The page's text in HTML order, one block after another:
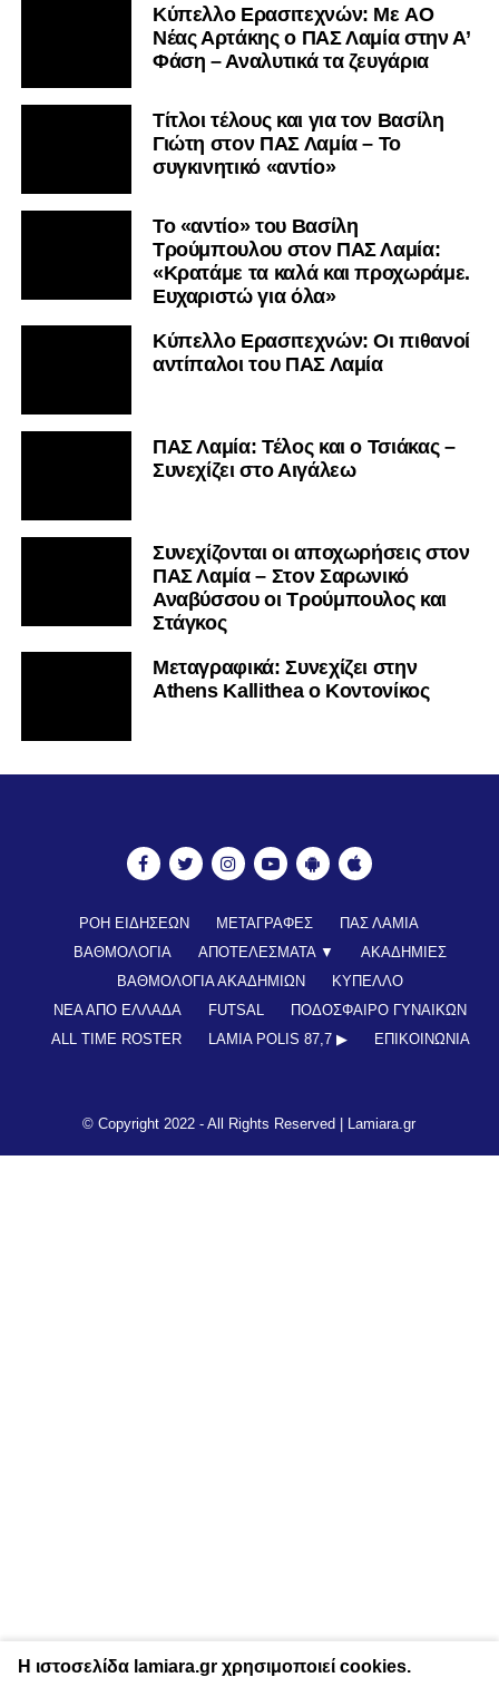
Kύπελλο Ερασιτεχνών: Με AO
Nέας Αρτάκης ο ΠΑΣ Λαμία στην Α’
Φάση – Αναλυτικά τα ζευγάρια
Τίτλοι τέλους και για τον Βασίλη
Γιώτη στον ΠΑΣ Λαμία – Το
συγκινητικό «αντίο»
Το «αντίο» του Βασίλη
Τρούμπουλου στον ΠΑΣ Λαμία:
«Κρατάμε τα καλά και προχωράμε.
Ευχαριστώ για όλα»
Κύπελλο Ερασιτεχνών: Οι πιθανοί
αντίπαλοι του ΠΑΣ Λαμία
ΠΑΣ Λαμία: Τέλος και ο Τσιάκας –
Συνεχίζει στο Αιγάλεω
Συνεχίζονται οι αποχωρήσεις στον
ΠΑΣ Λαμία – Στον Σαρωνικό
Αναβύσσου οι Τρούμπουλος και
Στάγκος
Mεταγραφικά: Συνεχίζει στην
Athens Kallithea ο Κοντονίκος
ΡΟΗ ΕΙΔΗΣΕΩΝ ΜΕΤΑΓΡΑΦΕΣ
ΠΑΣ ΛΑΜΙΑ
ΒΑΘΜΟΛΟΓΙΑ
ΑΠΟΤΕΛΕΣΜΑΤΑ ▼
ΑΚΑΔΗΜΙΕΣ
ΒΑΘΜΟΛΟΓΙΑ ΑΚΑΔΗΜΙΩΝ
ΚΥΠΕΛΛΟ
ΝΕΑ ΑΠΟ ΕΛΛΑΔΑ
FUTSAL
ΠΟΔΟΣΦΑΙΡΟ ΓΥΝΑΙΚΩΝ
ALL TIME ROSTER
LAMIA POLIS 87,7 ▶︎ ΕΠΙΚΟΙΝΩΝΊΑ
© Copyright 2022 - All Rights Reserved | Lamiara.gr
Η ιστοσελίδα lamiara.gr χρησιμοποιεί cookies.